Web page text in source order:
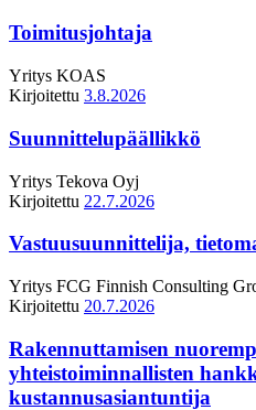
Toimitusjohtaja
Yritys KOAS
Kirjoitettu 3.8.2026
Suunnittelupäällikkö
Yritys Tekova Oyj
Kirjoitettu 22.7.2026
Vastuusuunnittelija,
Yritys FCG Finnish Consulting
Kirjoitettu 20.7.2026
Rakennuttamisen
yhteistoiminnallisten
kustannusasiantuntija